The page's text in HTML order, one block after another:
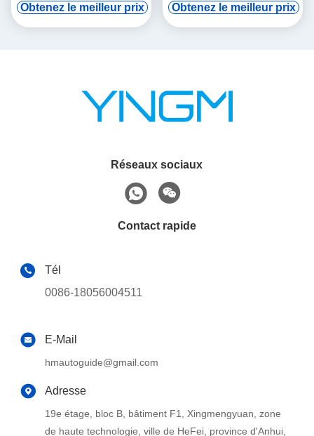
Obtenez le meilleur prix
induction automatique
Obtenez le meilleur prix
Réseaux sociaux
Contact rapide
Tél
0086-18056004511
E-Mail
hmautoguide@gmail.com
Adresse
19e étage, bloc B, bâtiment F1, Xingmengyuan, zone
de haute technologie, ville de HeFei, province d'Anhui,